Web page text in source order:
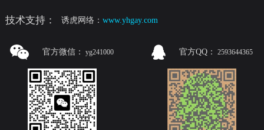
技术支持： 诱虎网络：www.yhgay.com
官方微信： yg241000 官方QQ： 2593644365